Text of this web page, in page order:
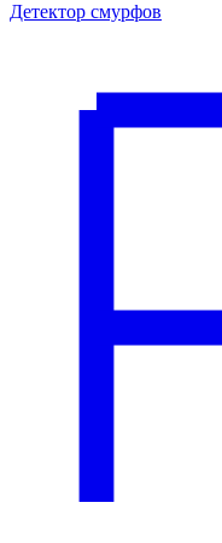
Детектор смурфов